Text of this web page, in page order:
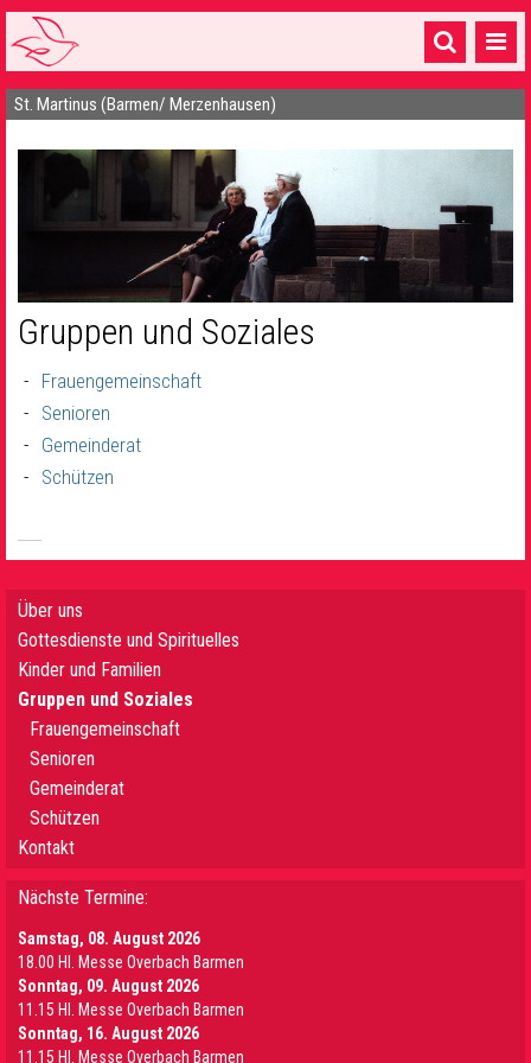
Startseite
1 Pfarrei
16 Gemeinden & mehr
Gottesdienste & Sinnsuche
Sakramente & Feste
Gemeinschaft & Soziales
& Kultur
Seelsorge & Kontakt
St. Martinus (Barmen/ Merzenhausen)
Gruppen und Soziales
Frauengemeinschaft
Senioren
Gemeinderat
Schützen
Über uns
Gottesdienste und Spirituelles
Kinder und Familien
Gruppen und Soziales
Frauengemeinschaft
Senioren
Gemeinderat
Schützen
Kontakt
Nächste Termine:
Samstag, 08. August 2026
18.00 Hl. Messe Overbach Barmen
Sonntag, 09. August 2026
11.15 Hl. Messe Overbach Barmen
Sonntag, 16. August 2026
11.15 Hl. Messe Overbach Barmen